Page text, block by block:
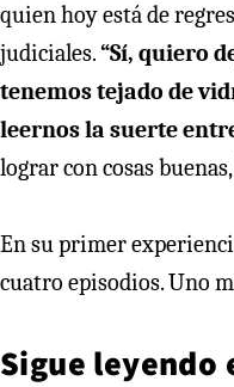
quien hoy está de
judiciales.“Sí, quiero
tenemos tejado de
leernos la suerte
lograr con cosas
En su primer
cuatro episodios. Uno
Sigue leyendo